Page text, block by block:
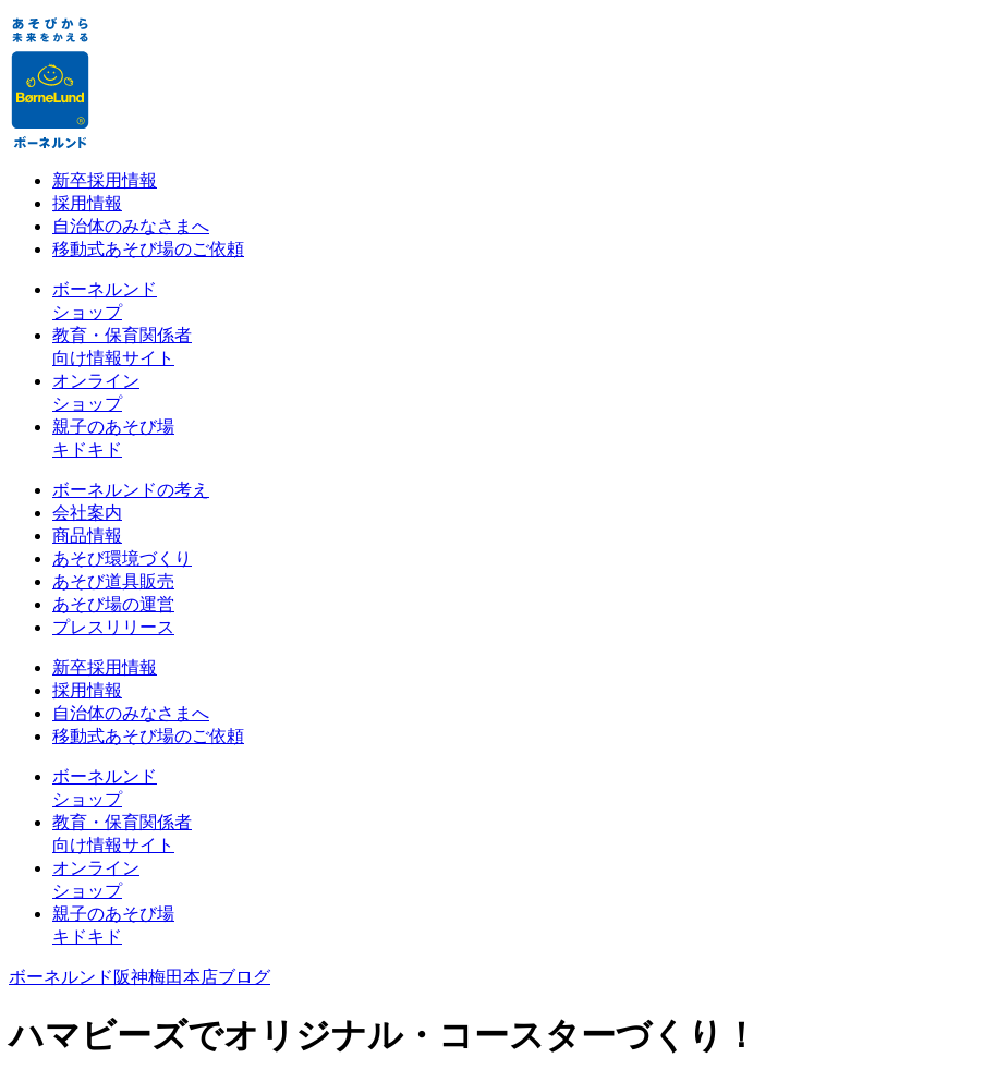
新卒採用情報
採用情報
自治体のみなさまへ
移動式あそび場のご依頼
ボーネルンド
ショップ
教育・保育関係者
向け情報サイト
オンライン
ショップ
親子のあそび場
キドキド
ボーネルンドの考え
会社案内
商品情報
あそび環境づくり
あそび道具販売
あそび場の運営
プレスリリース
新卒採用情報
採用情報
自治体のみなさまへ
移動式あそび場のご依頼
ボーネルンド
ショップ
教育・保育関係者
向け情報サイト
オンライン
ショップ
親子のあそび場
キドキド
ボーネルンド阪神梅田本店ブログ
ハマビーズでオリジナル・コースターづくり！